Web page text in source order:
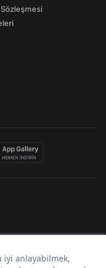
Sözleşmesi